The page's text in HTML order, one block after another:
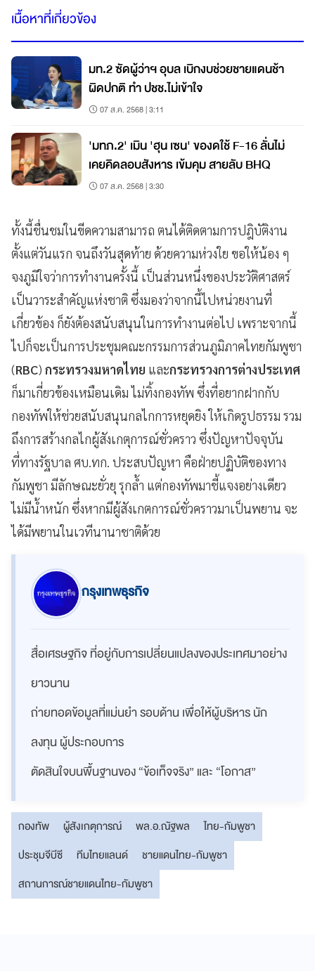
เนื้อหาที่เกี่ยวข้อง
มท.2 ซัดผู้ว่าฯ อุบล เบิกงบช่วยชายแดนช้า
ผิดปกติ ทำ ปชช.ไม่เข้าใจ
07 ส.ค. 2568 | 3:11
'มทภ.2' เมิน 'ฮุน เซน' ของดใช้ F-16 ลั่นไม่
เคยคิดลอบสังหาร เข้มคุม สายลับ BHQ
07 ส.ค. 2568 | 3:30
ทั้งนี้ชื่นชมในขีดความสามารถ ตนได้ติดตามการปฎิบัติงาน
ตั้งแต่วันแรก จนถึงวันสุดท้าย ด้วยความห่วงใย ขอให้น้อง ๆ
จงภูมิใจว่าการทำงานครั้งนี้ เป็นส่วนหนึ่งของประวัติศาสตร์
เป็นวาระสำคัญแห่งชาติ ซึ่งมองว่าจากนี้ไปหน่วยงานที่
เกี่ยวข้อง ก็ยังต้องสนับสนุนในการทำงานต่อไป เพราะจากนี้
ไปก็จะเป็นการประชุมคณะกรรมการส่วนภูมิภาคไทยกัมพูชา
(RBC) กระทรวงมหาดไทย และกระทรวงการต่างประเทศ
ก็มาเกี่ยวข้องเหมือนเดิม ไม่ทิ้งกองทัพ ซึ่งที่อยากฝากกับ
กองทัพให้ช่วยสนับสนุนกลไกการหยุดยิง ให้เกิดรูปธรรม รวม
ถึงการสร้างกลไกผู้สังเกตุการณ์ชั่วคราว ซึ่งปัญหาปัจจุบัน
ที่ทางรัฐบาล ศบ.ทก. ประสบปัญหา คือฝ่ายปฏิบัติของทาง
กัมพูชา มีลักษณะยั่วยุ รุกล้ำ แต่กองทัพมาชี้แจงอย่างเดียว
ไม่มีน้ำหนัก ซึ่งหากมีผู้สังเกตการณ์ชั่วคราวมาเป็นพยาน จะ
ได้มีพยานในเวทีนานาชาติด้วย
กรุงเทพธุรกิจ
สื่อเศรษฐกิจ ที่อยู่กับการเปลี่ยนแปลงของประเทศมาอย่าง
ยาวนาน
ถ่ายทอดข้อมูลที่แม่นยำ รอบด้าน เพื่อให้ผู้บริหาร นัก
ลงทุน ผู้ประกอบการ
ตัดสินใจบนพื้นฐานของ “ข้อเท็จจริง” และ “โอกาส”
กองทัพ ผู้สังเกตุการณ์ พล.อ.ณัฐพล
ไทย-กัมพูชา
ประชุมจีบีซี
ทีมไทยแลนด์
ชายแดนไทย-กัมพูชา
สถานการณ์ชายแดนไทย-กัมพูชา